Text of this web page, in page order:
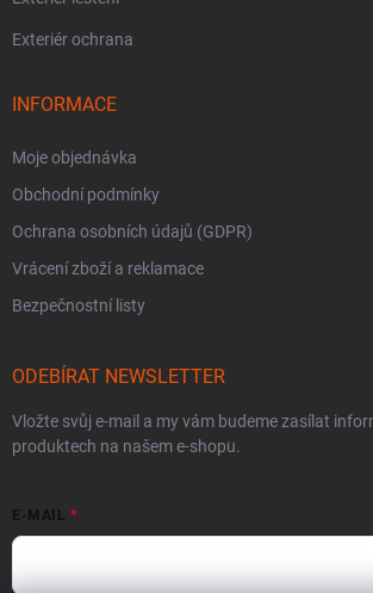
Exteriér ochrana
INFORMACE
Moje objednávka
Obchodní podmínky
Ochrana osobních údajů (GDPR)
Vrácení zboží a reklamace
Bezpečnostní listy
ODEBÍRAT NEWSLETTER
Vložte svůj e-mail a my vám budeme zasílat
produktech na našem e-shopu.
E-MAIL